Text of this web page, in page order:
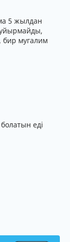
5 жылдан
бир мугалим
еді